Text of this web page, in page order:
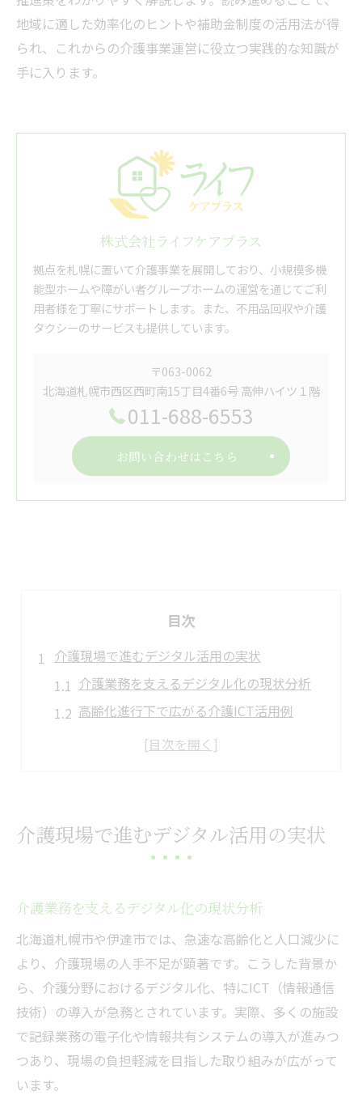
地域に適した効率化のヒントや補助金制度の活用法が得
られ、これからの介護事業運営に役立つ実践的な知識が
手に入ります。
株式会社ライフケアプラス
拠点を札幌に置いて介護事業を展開しており、小規模多機
能型ホームや障がい者グループホームの運営を通じてご利
用者様を丁寧にサポートします。また、不用品回収や介護
タクシーのサービスも提供しています。
〒063-0062
北海道札幌市西区西町南15丁目4番6号 高伸ハイツ１階
011-688-6553
お問い合わせはこちら
目次
介護現場で進むデジタル活用の実状
介護業務を支えるデジタル化の現状分析
高齢化進行下で広がる介護ICT活用例
現場目線で見る介護デジタル化の効果
介護業務効率化へICT導入の具体的な流れ
ICT導入が支える介護現場の働き方改革
介護×ICTで実現する業務負担軽減策
ICT導入がもたらす介護現場の時短効果
人手不足対策に役立つデジタル介護活用法
介護の人手不足対策に有効なICT活用術
デジタル技術が支える介護現場の新常識
介護業界でのICT導入と人材確保の関係
介護現場で進むデジタル活用の実状
介護業務を支えるデジタル化の現状分析
北海道札幌市や伊達市では、急速な高齢化と人口減少に
より、介護現場の人手不足が顕著です。こうした背景か
ら、介護分野におけるデジタル化、特にICT（情報通信
技術）の導入が急務とされています。実際、多くの施設
で記録業務の電子化や情報共有システムの導入が進みつ
つあり、現場の負担軽減を目指した取り組みが広がって
います。